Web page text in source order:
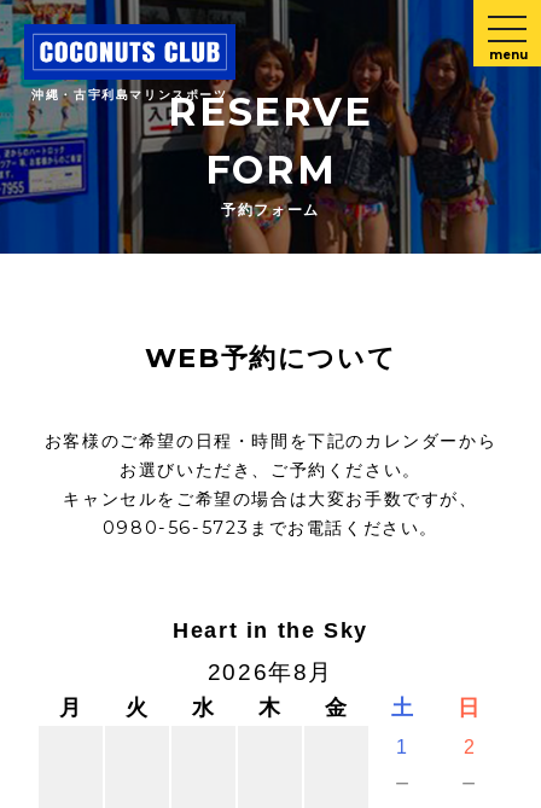
沖縄・古宇利島マリンスポーツ
menu
RESERVE
FORM
予約フォーム
WEB予約について
お客様のご希望の日程・時間を下記のカレンダーから
お選びいただき、ご予約ください。
キャンセルをご希望の場合は大変お手数ですが、
0980-56-5723までお電話ください。
Heart in the Sky
2026年8月
月 火 水 木 金 土 日
1
－
2
－